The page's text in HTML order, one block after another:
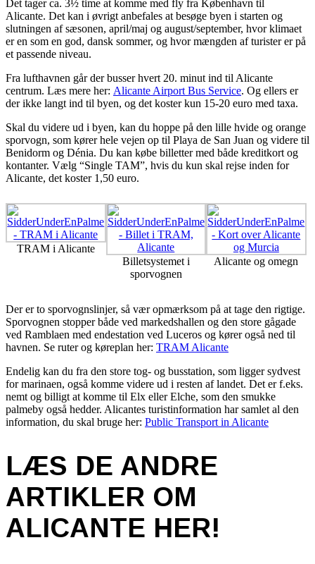
Det tager ca. 3½ time at komme med fly fra København til
Alicante. Det kan i øvrigt anbefales at besøge byen i starten og
slutningen af sæsonen, april/maj og august/september, hvor klimaet
er en som en god, dansk sommer, og hvor mængden af turister er på
et passende niveau.
Fra lufthavnen går der busser hvert 20. minut ind til Alicante
centrum. Læs mere her: Alicante Airport Bus Service. Og ellers er
der ikke langt ind til byen, og det koster kun 15-20 euro med taxa.
Skal du videre ud i byen, kan du hoppe på den lille hvide og orange
sporvogn, som kører hele vejen op til Playa de San Juan og videre til
Benidorm og Dénia. Du kan købe billetter med både kreditkort og
kontanter. Vælg “Single TAM”, hvis du kun skal rejse inden for
Alicante, det koster 1,50 euro.
TRAM i Alicante
Billetsystemet i
sporvognen
Alicante og omegn
Der er to sporvognslinjer, så vær opmærksom på at tage den rigtige.
Sporvognen stopper både ved markedshallen og den store gågade
ved Ramblaen med endestation ved Luceros og kører også ned til
havnen. Se ruter og køreplan her: TRAM Alicante
Endelig kan du fra den store tog- og busstation, som ligger sydvest
for marinaen, også komme videre ud i resten af landet. Det er f.eks.
nemt og billigt at komme til Elx eller Elche, som den smukke
palmeby også hedder. Alicantes turistinformation har samlet al den
information, du skal bruge her: Public Transport in Alicante
LÆS DE ANDRE
ARTIKLER OM
ALICANTE HER!